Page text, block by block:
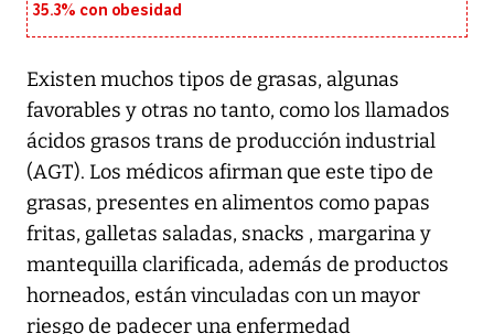
35.3% con obesidad
Existen muchos tipos de grasas, algunas
favorables y otras no tanto, como los llamados
ácidos grasos trans de producción industrial
(AGT). Los médicos afirman que este tipo de
grasas, presentes en alimentos como papas
fritas, galletas saladas, snacks , margarina y
mantequilla clarificada, además de productos
horneados, están vinculadas con un mayor
riesgo de padecer una enfermedad